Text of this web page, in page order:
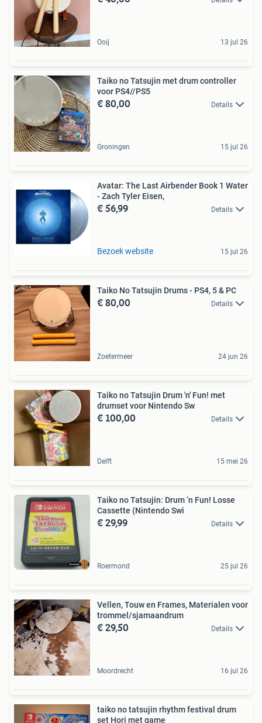
Ooij 13 jul 26
Taiko no Tatsujin met drum controller
voor PS4//PS5
€ 80,00 Details
Groningen 15 jul 26
Avatar: The Last Airbender Book 1 Water
- Zach Tyler Eisen,
€ 56,99 Details
Bezoek website 15 jul 26
Taiko No Tatsujin Drums - PS4, 5 & PC
€ 80,00 Details
Zoetermeer 24 jun 26
Taiko no Tatsujin Drum 'n' Fun! met
drumset voor Nintendo Sw
€ 100,00 Details
Delft 15 mei 26
Taiko no Tatsujin: Drum ‘n Fun! Losse
Cassette (Nintendo Swi
€ 29,99 Details
Roermond 25 jul 26
Vellen, Touw en Frames, Materialen voor
trommel/sjamaandrum
€ 29,50 Details
Moordrecht 16 jul 26
taiko no tatsujin rhythm festival drum
set Hori met game